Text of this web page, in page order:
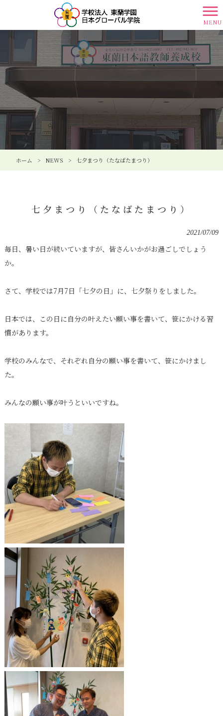
MENU
ホーム > NEWS > 七夕まつり（たなばたまつり）
七夕まつり（たなばたまつり）
2021/07/09
毎日、暑い日が続いていますが、皆さんいかがお過ごしでしょう
か。
さて、学校では7月7日「七夕の日」に、七夕祭りをしました。
日本では、この日に自分の叶えたい願い事を書いて、笹にかける習
慣があります。
学校のみんなで、それぞれ自分の願い事を書いて、笹にかけまし
た。
みんなの願い事が叶うといいですね。